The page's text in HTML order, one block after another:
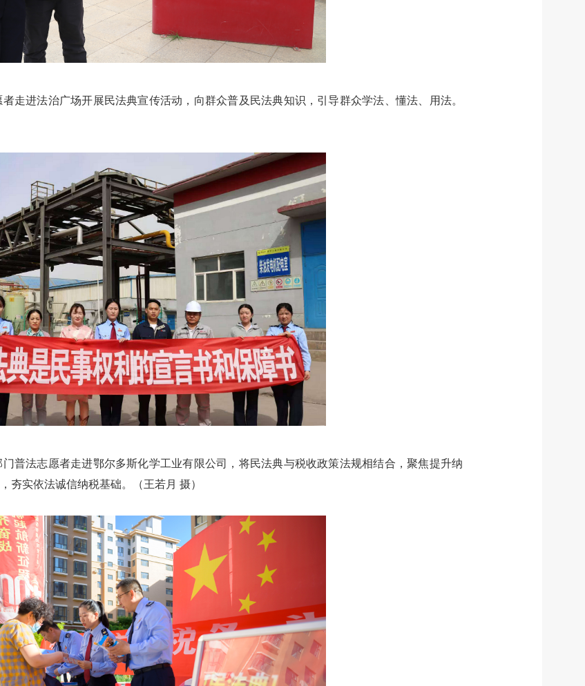
走进法治广场开展民法典宣传活动，向群众普及民法典知识，引导群众学法、懂法、用法。
普法志愿者走进鄂尔多斯化学工业有限公司，将民法典与税收政策法规相结合，聚焦提升纳
夯实依法诚信纳税基础。（王若月 摄）